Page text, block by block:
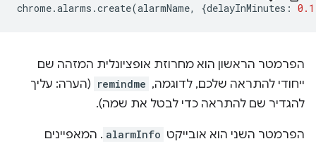
chrome.alarms .create(alarmName, {delayInMinutes : 0.1
הפרמטר הראשון הוא מחרוזת אופציונלית המזהה שם
ייחודי להתראה שלכם, לדוגמה, remindme (הערה: עליך
להגדיר שם להתראה כדי לבטל את שמה).
הפרמטר השני הוא אובייקט alarmInfo . המאפיינים